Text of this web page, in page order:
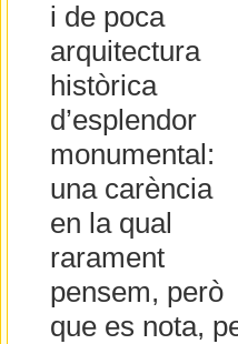
i de poca
arquitectura
històrica
d’esplendor
monumental:
una carència
en la qual
rarament
pensem, però
que es nota,